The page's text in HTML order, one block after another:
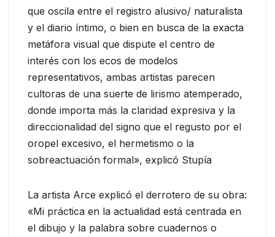
que oscila entre el registro alusivo/ naturalista
y el diario íntimo, o bien en busca de la exacta
metáfora visual que dispute el centro de
interés con los ecos de modelos
representativos, ambas artistas parecen
cultoras de una suerte de lirismo atemperado,
donde importa más la claridad expresiva y la
direccionalidad del signo que el regusto por el
oropel excesivo, el hermetismo o la
sobreactuación formal», explicó Stupía
La artista Arce explicó el derrotero de su obra:
«Mi práctica en la actualidad está centrada en
el dibujo y la palabra sobre cuadernos o